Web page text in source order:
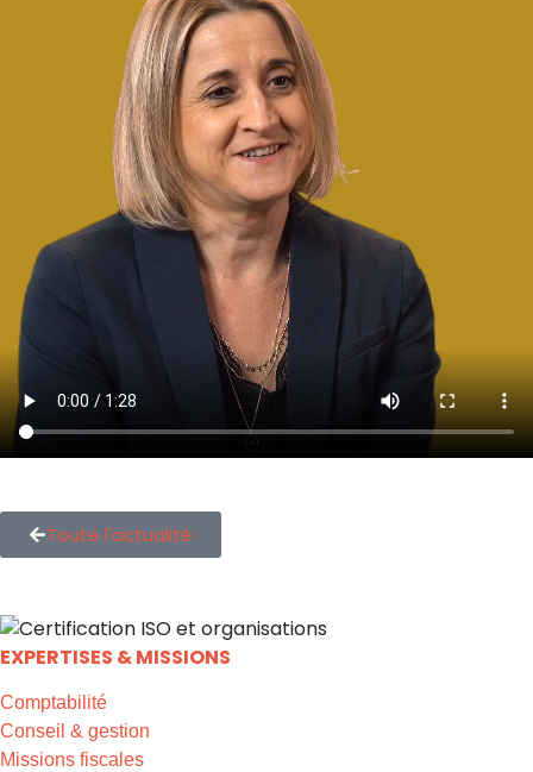
Toute l'actualité
EXPERTISES & MISSIONS
Comptabilité
Conseil & gestion
Missions fiscales